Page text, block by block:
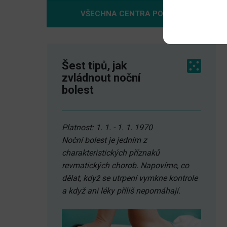
VŠECHNA CENTRA POMOCI
Šest tipů, jak
zvládnout noční
bolest
Platnost: 1. 1. - 1. 1. 1970
Noční bolest je jedním z
charakteristických příznaků
revmatických chorob. Napovíme, co
dělat, když se utrpení vymkne kontrole
a když ani léky příliš nepomáhají.